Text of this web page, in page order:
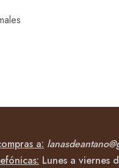
a:
Lunes a viernes